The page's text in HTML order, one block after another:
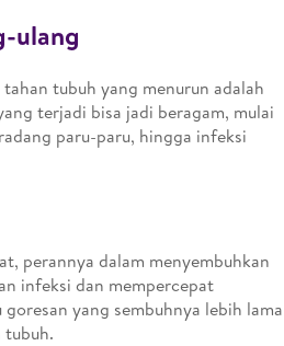
ulang
tubuh yang menurun adalah
terjadi bisa jadi beragam, mulai
paru-paru, hingga infeksi
perannya dalam menyembuhkan
infeksi dan mempercepat
yang sembuhnya lebih lama
tubuh.